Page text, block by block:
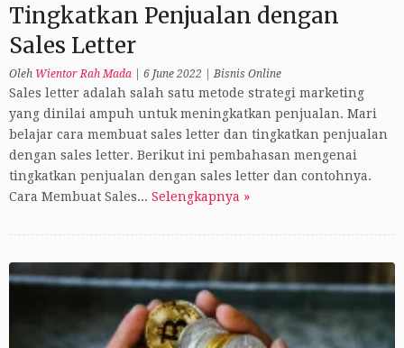
Tingkatkan Penjualan dengan
Sales Letter
Oleh Wientor Rah Mada 6 June 2022 |Bisnis Online
Sales letter adalah salah satu metode strategi marketing
yang dinilai ampuh untuk meningkatkan penjualan. Mari
belajar cara membuat sales letter dan tingkatkan penjualan
dengan sales letter. Berikut ini pembahasan mengenai
tingkatkan penjualan dengan sales letter dan contohnya.
Cara Membuat Sales... Selengkapnya »